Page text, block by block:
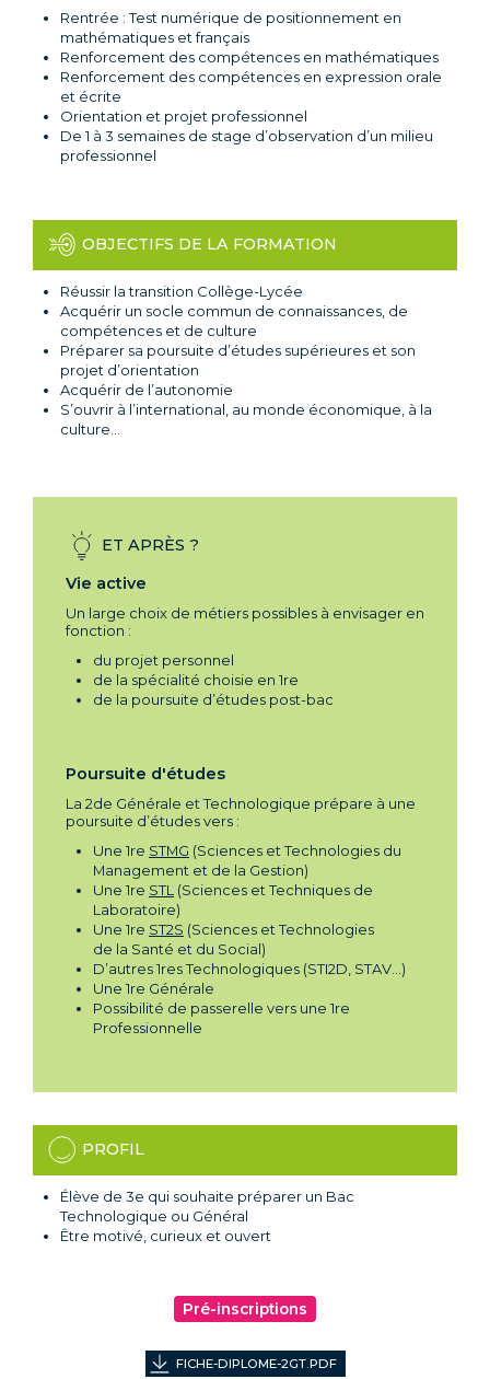
Rentrée : Test numérique de positionnement en
mathématiques et français
Renforcement des compétences en mathématiques
Renforcement des compétences en expression orale
et écrite
Orientation et projet professionnel
De 1 à 3 semaines de stage d’observation d’un milieu
professionnel
OBJECTIFS DE LA FORMATION
Réussir la transition Collège-Lycée
Acquérir un socle commun de connaissances, de
compétences et de culture
Préparer sa poursuite d’études supérieures et son
projet d’orientation
Acquérir de l’autonomie
S’ouvrir à l’international, au monde économique, à la
culture…
ET APRÈS ?
Vie active
Un large choix de métiers possibles à envisager en
fonction :
du projet personnel
de la spécialité choisie en 1re
de la poursuite d’études post-bac
Poursuite d'études
La 2de Générale et Technologique prépare à une
poursuite d’études vers :
Une 1re STMG (Sciences et Technologies du
Management et de la Gestion)
Une 1re STL (Sciences et Techniques de
Laboratoire)
Une 1re ST2S (Sciences et Technologies
de la Santé et du Social)
D’autres 1res Technologiques (STI2D, STAV...)
Une 1re Générale
Possibilité de passerelle vers une 1re
Professionnelle
PROFIL
Élève de 3e qui souhaite préparer un Bac
Technologique ou Général
Être motivé, curieux et ouvert
Pré-inscriptions
FICHE-DIPLOME-2GT.PDF